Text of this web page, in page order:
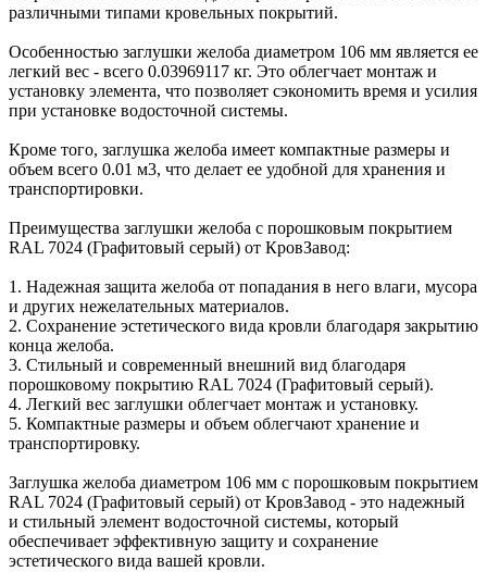
различными типами кровельных покрытий.
Особенностью заглушки желоба диаметром 106 мм является ее
легкий вес - всего 0.03969117 кг. Это облегчает монтаж и
установку элемента, что позволяет сэкономить время и усилия
при установке водосточной системы.
Кроме того, заглушка желоба имеет компактные размеры и
объем всего 0.01 м3, что делает ее удобной для хранения и
транспортировки.
Преимущества заглушки желоба с порошковым покрытием
RAL 7024 (Графитовый серый) от КровЗавод:
1. Надежная защита желоба от попадания в него влаги, мусора
и других нежелательных материалов.
2. Сохранение эстетического вида кровли благодаря закрытию
конца желоба.
3. Стильный и современный внешний вид благодаря
порошковому покрытию RAL 7024 (Графитовый серый).
4. Легкий вес заглушки облегчает монтаж и установку.
5. Компактные размеры и объем облегчают хранение и
транспортировку.
Заглушка желоба диаметром 106 мм с порошковым покрытием
RAL 7024 (Графитовый серый) от КровЗавод - это надежный
и стильный элемент водосточной системы, который
обеспечивает эффективную защиту и сохранение
эстетического вида вашей кровли.